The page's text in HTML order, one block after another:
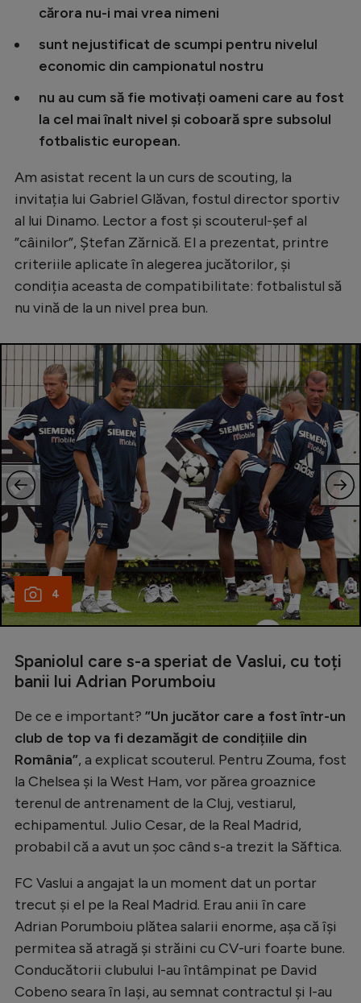
cărora nu-i mai vrea nimeni
sunt nejustificat de scumpi pentru nivelul
economic din campionatul nostru
nu au cum să fie motivați oameni care au fost
la cel mai înalt nivel și coboară spre subsolul
fotbalistic european.
Am asistat recent la un curs de scouting, la
invitația lui Gabriel Glăvan, fostul director sportiv
al lui Dinamo. Lector a fost și scouterul-șef al
”câinilor”, Ștefan Zărnică. El a prezentat, printre
criteriile aplicate în alegerea jucătorilor, și
condiția aceasta de compatibilitate: fotbalistul să
nu vină de la un nivel prea bun.
4
Spaniolul care s-a speriat de Vaslui, cu toți
banii lui Adrian Porumboiu
De ce e important? ”Un jucător care a fost într-un
club de top va fi dezamăgit de condițiile din
România”, a explicat scouterul. Pentru Zouma, fost
la Chelsea și la West Ham, vor părea groaznice
terenul de antrenament de la Cluj, vestiarul,
echipamentul. Julio Cesar, de la Real Madrid,
probabil că a avut un șoc când s-a trezit la Săftica.
FC Vaslui a angajat la un moment dat un portar
trecut și el pe la Real Madrid. Erau anii în care
Adrian Porumboiu plătea salarii enorme, așa că își
permitea să atragă și străini cu CV-uri foarte bune.
Conducătorii clubului l-au întâmpinat pe David
Cobeno seara în Iași, au semnat contractul și l-au